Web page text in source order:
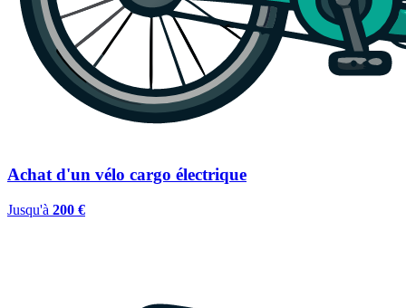
Achat d'un vélo cargo électrique
Jusqu'à 200 €